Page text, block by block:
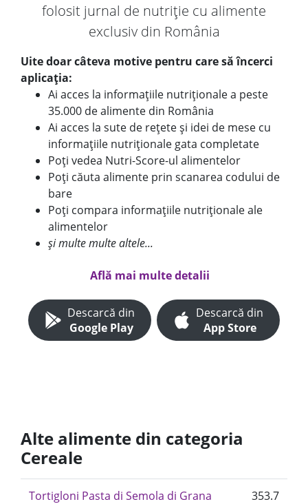
folosit jurnal de nutriție cu alimente
exclusiv din România
Uite doar câteva motive pentru care să încerci
aplicația:
Ai acces la informațiile nutriționale a peste
35.000 de alimente din România
Ai acces la sute de rețete și idei de mese cu
informațiile nutriționale gata completate
Poți vedea Nutri-Score-ul alimentelor
Poți căuta alimente prin scanarea codului de
bare
Poți compara informațiile nutriționale ale
alimentelor
și multe multe altele...
Află mai multe detalii
Descarcă din
Google Play
Descarcă din
App Store
Alte alimente din categoria
Cereale
Tortigloni Pasta di Semola di Grana
353.7